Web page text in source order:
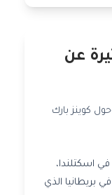
عن
كوينز بارك
اسكتلندا،
في بريطانيا الذي